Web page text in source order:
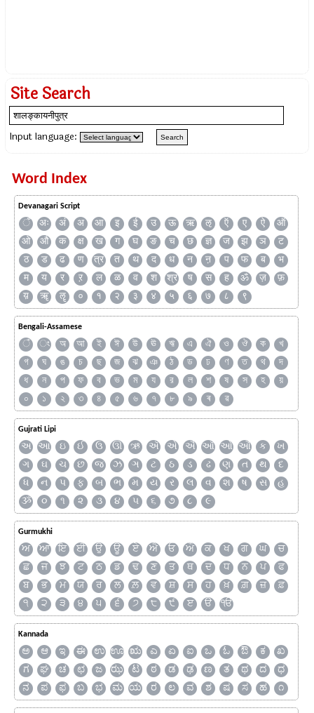
Site Search
Input language:
Word Index
Devanagari Script
ँ अः अं अ आ इ ई उ ऊ ऋ ऌ ऍ ए ऐ
ऑ
ओ
औ क क्ष ख ग घ ङ च छ ज्ञ ज झ ञ
ट
ठ
ड ढ ण त्र त थ द ध न ऩ प फ ब
भ
म
य र ऱ ल ळ व श श्र ष स ह ॐ ज़
फ़
य़
ॠ ॡ ० १ २ ३ ४ ५ ६ ७ ८ ९
Bengali-Assamese
ঁ ং অ আ ই ঈ উ ঊ ঋ এ ঐ ও ঔ ক
খ
গ
ঘ ঙ চ ছ জ ঝ ঞ ঠ ড ঢ ণ ত থ
দ
ধ
ন প ফ ব ভ ম য র ল শ ষ স হ
য়
০
১ ২ ৩ ৪ ৫ ৬ ৭ ৮ ৯ ৰ ৱ
Gujrati Lipi
અ આ ઇ ઈ ઉ ઊ ઋ ઍ એ ઐ ઑ ઓ ઔ ક
ખ
ગ
ઘ ચ છ જ ઝ ઞ ટ ઠ ડ ઢ ણ ત થ
દ
ધ
ન પ ફ બ ભ મ ય ર લ વ શ ષ સ
હ
ૐ
૦ ૧ ૨ ૩ ૪ ૫ ૬ ૭ ૮ ૯
Gurmukhi
ਅ ਆ ਇ ਈ ਉ ਊ ਏ ਐ ਓ ਔ ਕ ਖ ਗ ਘ
ਚ
ਛ
ਜ ਝ ਟ ਠ ਡ ਢ ਣ ਤ ਥ ਦ ਧ ਨ ਪ
ਫ
ਬ
ਭ ਮ ਯ ਰ ਲ ਲ਼ ਵ ਸ਼ ਸ ਹ ਖ਼ ਗ਼ ਜ਼
ਫ਼
੧
੨ ੩ ੪ ੫ ੬ ੭ ੮ ੯ ੲ ੳ ੴ
Kannada
ಅ ಆ ಇ ಈ ಉ ಊ ಋ ಎ ಏ ಐ ಒ ಓ ಔ ಕ
ಖ
ಗ
ಘ ಚ ಛ ಜ ಝ ಟ ಠ ಡ ಢ ಣ ತ ಥ ದ
ಧ
ನ
ಪ ಫ ಬ ಭ ಮ ಯ ರ ಲ ವ ಶ ಷ ಸ ಹ ೧